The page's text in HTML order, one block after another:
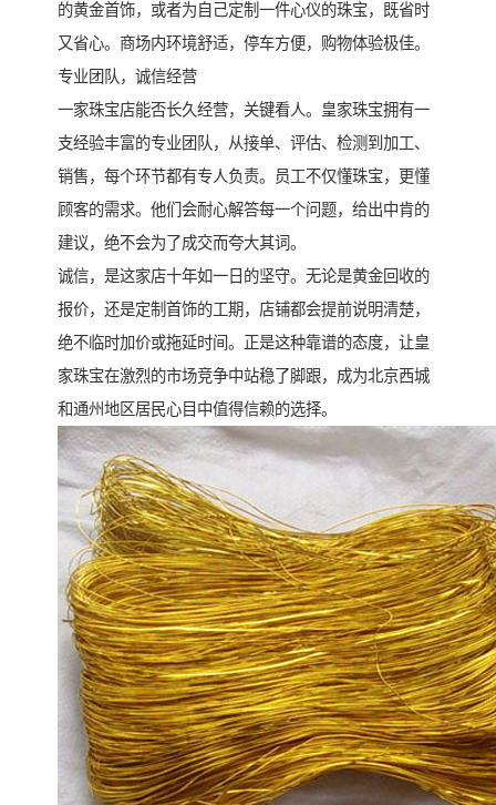
的黄金首饰，或者为自己定制一件心仪的珠宝，既省时
又省心。商场内环境舒适，停车方便，购物体验极佳。
专业团队，诚信经营
一家珠宝店能否长久经营，关键看人。皇家珠宝拥有一
支经验丰富的专业团队，从接单、评估、检测到加工、
销售，每个环节都有专人负责。员工不仅懂珠宝，更懂
顾客的需求。他们会耐心解答每一个问题，给出中肯的
建议，绝不会为了成交而夸大其词。
诚信，是这家店十年如一日的坚守。无论是黄金回收的
报价，还是定制首饰的工期，店铺都会提前说明清楚，
绝不临时加价或拖延时间。正是这种靠谱的态度，让皇
家珠宝在激烈的市场竞争中站稳了脚跟，成为北京西城
和通州地区居民心目中值得信赖的选择。